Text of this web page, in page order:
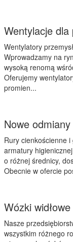
Wentylacje dla
Wentylatory
Wprowadzamy na
wysoką renomą
Oferujemy
promien...
Nowe
Rury cienkościenne
armatury
o różnej średnicy,
Obecnie w ofercie
Wózki
Nasze
wszystkim różnego